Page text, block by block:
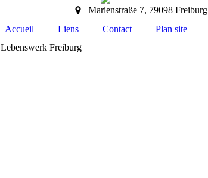
Marienstraße 7, 79098 Freiburg
Accueil
Liens Contact Plan site
Lebenswerk Freiburg